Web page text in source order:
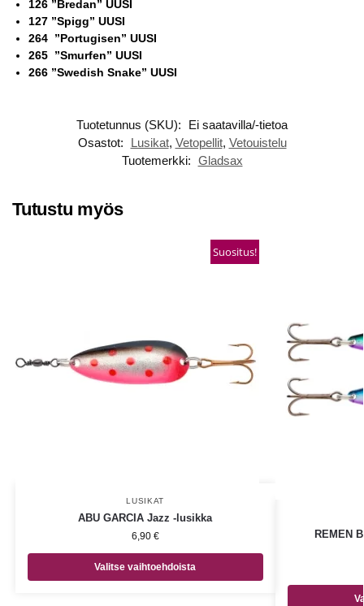
126 ”Bredan” UUSI
127 ”Spigg” UUSI
264 ”Portugisen” UUSI
265 ”Smurfen” UUSI
266 ”Swedish Snake” UUSI
Tuotetunnus (SKU):
Ei saatavilla/-tietoa
Osastot:
Lusikat, Vetopellit, Vetouistelu
Tuotemerkki: Gladsax
Tutustu myös
Suositus!
LUSIKAT
ABU GARCIA Jazz -lusikka
6,90 €
Valitse vaihtoehdoista
REMEN